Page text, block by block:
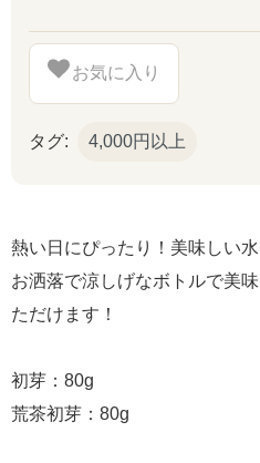
お気に入り
タグ: 4,000円以上
熱い日にぴったり！美味しい
お洒落で涼しげなボトルで美
ただけます！
初芽：80g
荒茶初芽：80g